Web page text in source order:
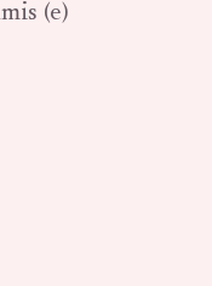
(e)